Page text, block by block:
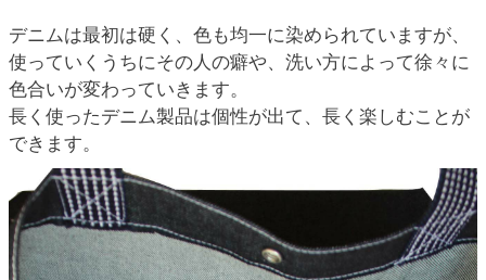
デニムは最初は硬く、色も均一に染められていますが、
使っていくうちにその人の癖や、洗い方によって徐々に
色合いが変わっていきます。
長く使ったデニム製品は個性が出て、長く楽しむことが
できます。